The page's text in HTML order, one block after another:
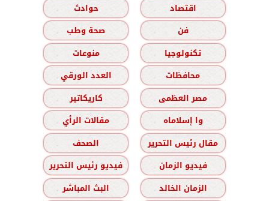
اقتصاد
حوادث
فن
صحة وطب
تكنولوجيا
منوعات
محافظات
العدد الورقي
مصر العظمى
كاريكاتير
وا إسلاماه
مقالات الرأي
مقال رئيس التحرير
الصحف
فيديو الزمان
فيديو رئيس التحرير
الزمان الخالد
البث المباشر